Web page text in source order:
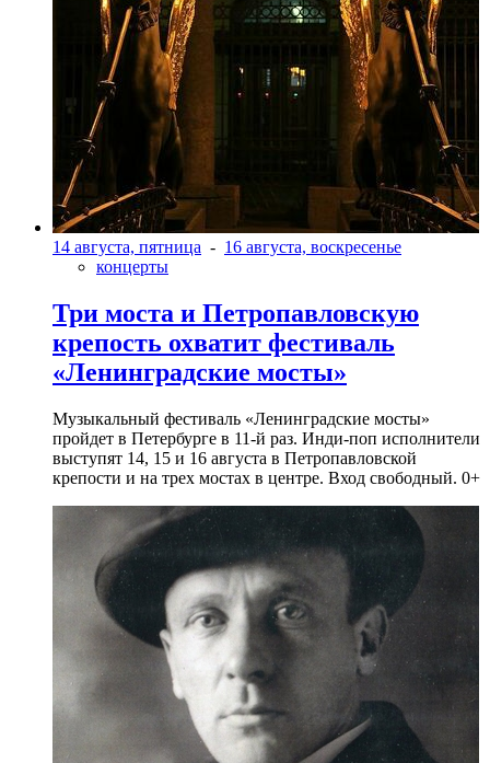
14 августа, пятница - 16 августа, воскресенье
концерты
Три моста и Петропавловскую
крепость охватит фестиваль
«Ленинградские мосты»
Музыкальный фестиваль «Ленинградские мосты»
пройдет в Петербурге в 11-й раз. Инди-поп исполнители
выступят 14, 15 и 16 августа в Петропавловской
крепости и на трех мостах в центре. Вход свободный. 0+